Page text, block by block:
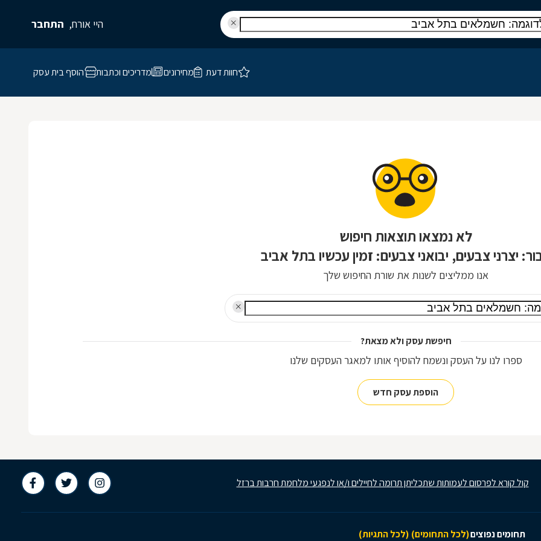
היי אורח, התחבר
חוות דעת מחירונים מדריכים וכתבות הוסף בית עסק
לא נמצאו תוצאות חיפוש
יצרני צבעים, יבואני צבעים: זמין עכשיו בתל אביב
אנו ממליצים לשנות את שורת החיפוש שלך
חיפשת עסק ולא מצאת?
ספרו לנו על העסק ונשמח להוסיף אותו למאגר העסקים שלנו
הוספת עסק חדש
קול קורא לפרסום לעמותות שתכליתן תרומה לחיילים ו/או לנפגעי מלחמת חרבות ברזל
תחומים נפוצים(לכל התחומים) (לכל התגיות)